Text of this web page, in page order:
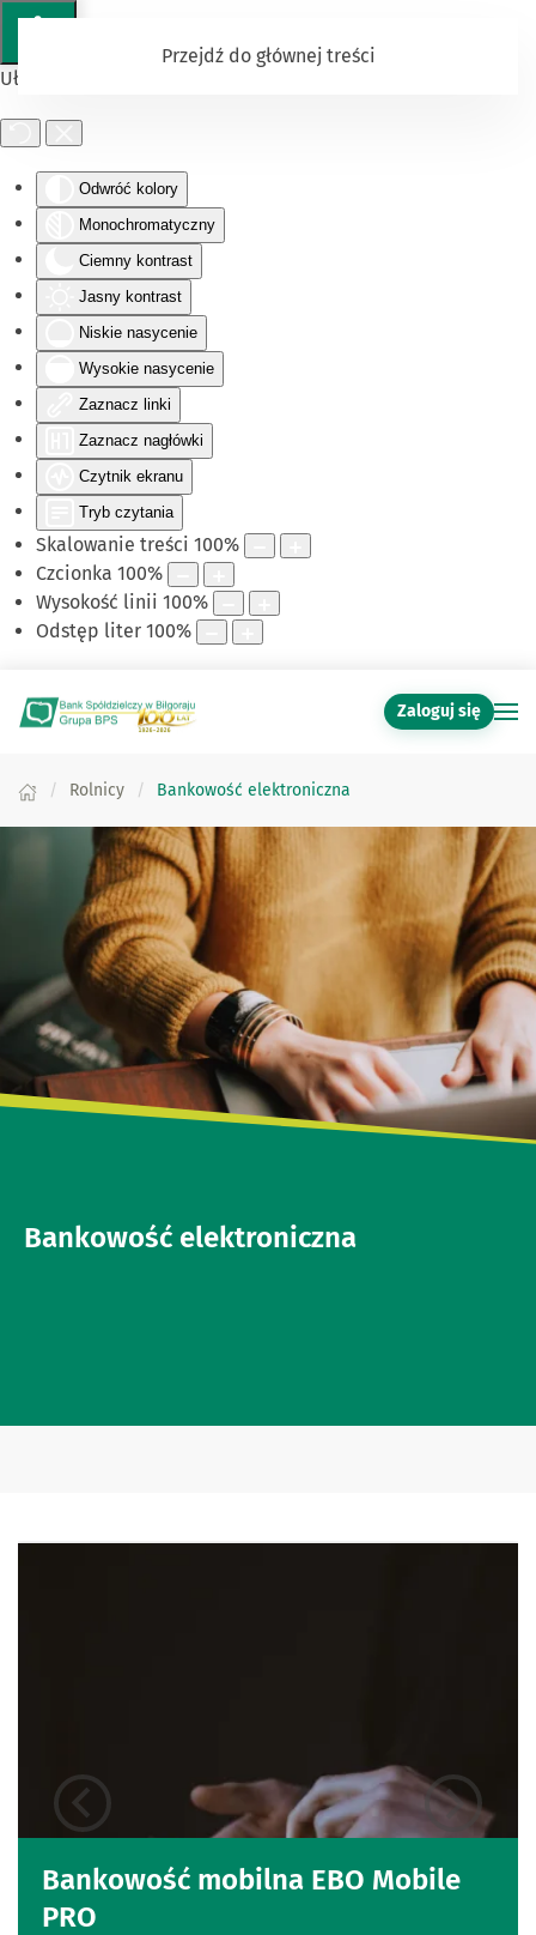
Ułatwienia dostępu
Odwróć kolory
Monochromatyczny
Ciemny kontrast
Jasny kontrast
Niskie nasycenie
Wysokie nasycenie
Zaznacz linki
Zaznacz nagłówki
Czytnik ekranu
Tryb czytania
Skalowanie treści 100%
Czcionka 100%
Wysokość linii 100%
Odstęp liter 100%
Przejdź do głównej treści
Zaloguj się
Rolnicy Bankowość elektroniczna
Bankowość elektroniczna
Bankowość mobilna EBO Mobile
PRO